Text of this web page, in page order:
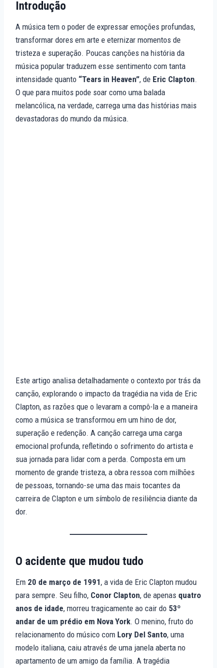
Introdução
A música tem o poder de expressar emoções profundas,
transformar dores em arte e eternizar momentos de
tristeza e superação. Poucas canções na história da
música popular traduzem esse sentimento com tanta
intensidade quanto “Tears in Heaven”, de Eric Clapton.
O que para muitos pode soar como uma balada
melancólica, na verdade, carrega uma das histórias mais
devastadoras do mundo da música.
Este artigo analisa detalhadamente o contexto por trás da
canção, explorando o impacto da tragédia na vida de Eric
Clapton, as razões que o levaram a compô-la e a maneira
como a música se transformou em um hino de dor,
superação e redenção. A canção carrega uma carga
emocional profunda, refletindo o sofrimento do artista e
sua jornada para lidar com a perda. Composta em um
momento de grande tristeza, a obra ressoa com milhões
de pessoas, tornando-se uma das mais tocantes da
carreira de Clapton e um símbolo de resiliência diante da
dor.
O acidente que mudou tudo
Em 20 de março de 1991, a vida de Eric Clapton mudou
para sempre. Seu filho, Conor Clapton, de apenas quatro
anos de idade, morreu tragicamente ao cair do 53º
andar de um prédio em Nova York. O menino, fruto do
relacionamento do músico com Lory Del Santo, uma
modelo italiana, caiu através de uma janela aberta no
apartamento de um amigo da família. A tragédia